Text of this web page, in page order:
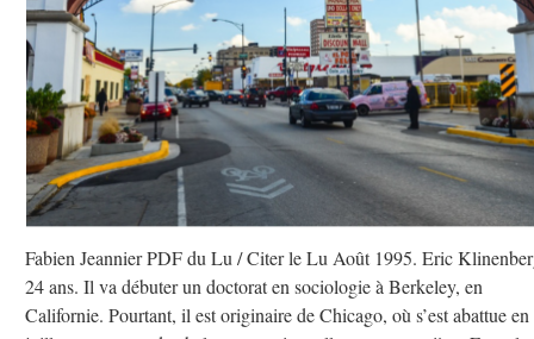
Fabien Jeannier PDF du Lu / Citer le Lu Août 1995. Eric
24 ans. Il va débuter un doctorat en sociologie à Berkeley, en
Californie. Pourtant, il est originaire de Chicago, où s’est abattue en